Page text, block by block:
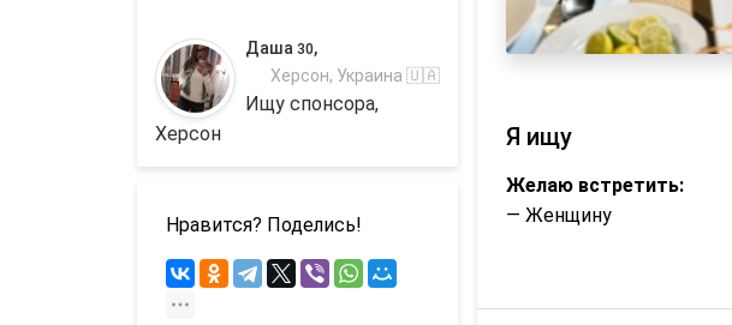
Я ищу
Желаю встретить:
— Женщину
Даша 30,
Херсон, Украина 🇺🇦
Ищу спонсора,
Херсон
Нравится? Поделись!